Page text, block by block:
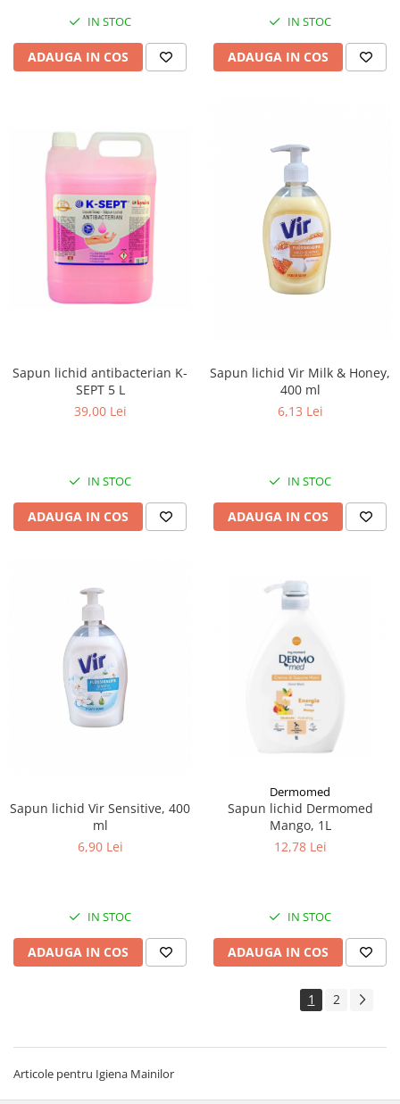
IN STOC
ADAUGA IN COS
IN STOC
ADAUGA IN COS
Sapun lichid antibacterian K-
SEPT 5 L
39,00 Lei
IN STOC
ADAUGA IN COS
Sapun lichid Vir Milk & Honey,
400 ml
6,13 Lei
IN STOC
ADAUGA IN COS
Sapun lichid Vir Sensitive, 400
ml
6,90 Lei
IN STOC
ADAUGA IN COS
Dermomed
Sapun lichid Dermomed
Mango, 1L
12,78 Lei
IN STOC
ADAUGA IN COS
1 2
Articole pentru Igiena Mainilor